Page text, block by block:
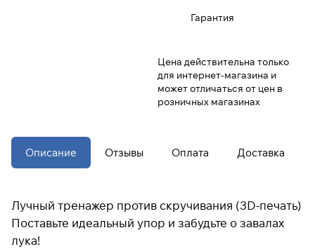
Гарантия
Цена действительна только
для интернет-магазина и
может отличаться от цен в
розничных магазинах
Описание Отзывы Оплата Доставка
Лучный тренажер против скручивания (3D-печать)
Поставьте идеальный упор и забудьте о завалах
лука!
выберите метод оплатыПЛАЙТ
Оплачивайте сегодня только25%
картой любого банка
выбранный способом
по25%каждые 2 недели